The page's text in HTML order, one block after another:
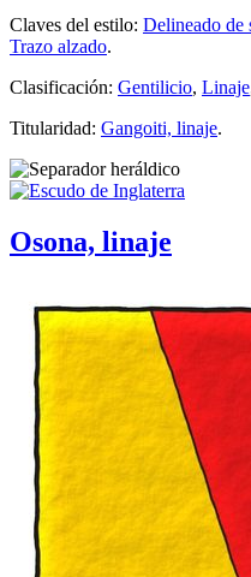
Claves del estilo: Delineado de
Trazo alzado.
Clasificación: Gentilicio, Linaje
Titularidad: Gangoiti, linaje.
Osona, linaje